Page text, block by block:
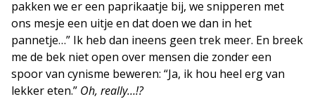
pakken we er een paprikaatje bij, we snipperen met
ons mesje een uitje en dat doen we dan in het
pannetje…” Ik heb dan ineens geen trek meer. En breek
me de bek niet open over mensen die zonder een
spoor van cynisme beweren: “Ja, ik hou heel erg van
lekker eten.” Oh, really…!?